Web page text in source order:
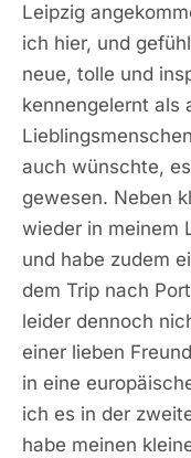
Leipzig
ich hier, und
neue, tolle und
kennengelernt als
auch wünschte,
gewesen. Neben
wieder in meinem
und habe zudem
dem Trip nach
leider dennoch
einer lieben
in eine
ich es in der
habe meinen